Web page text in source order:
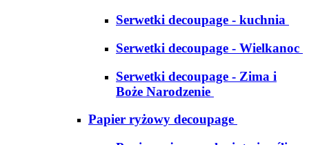
Serwetki decoupage - kuchnia
Serwetki decoupage - Wielkanoc
Serwetki decoupage - Zima i
Boże Narodzenie
Papier ryżowy decoupage